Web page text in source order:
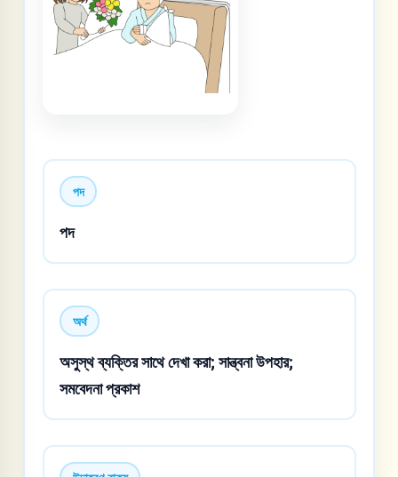
পদ
পদ
অর্থ
অসুস্থ ব্যক্তির সাথে দেখা করা; সান্ত্বনা উপহার;
সমবেদনা প্রকাশ